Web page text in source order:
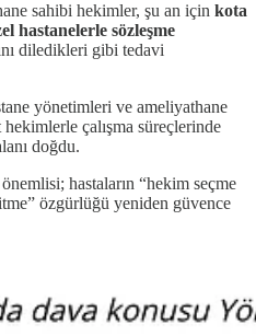
sahibi hekimler, şu an için kota
hastanelerle sözleşme
diledikleri gibi tedavi
yönetimleri ve ameliyathane
çalışma süreçlerinde
doğdu.
hastaların “hekim seçme
özgürlüğü yeniden güvence